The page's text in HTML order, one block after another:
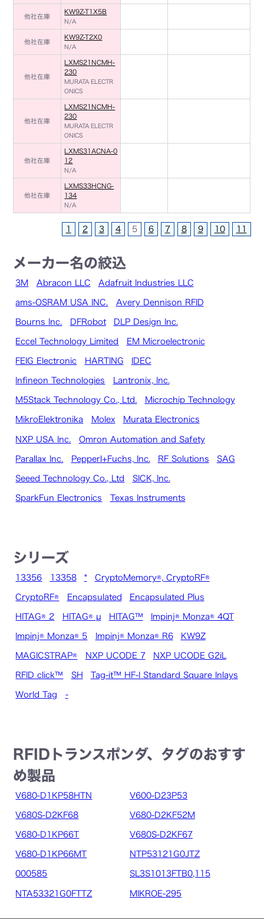
他社在庫
KW9Z-T1X5B
N/A
他社在庫
KW9Z-T2X0
N/A
他社在庫
LXMS21NCMH-
230
MURATA ELECTR
ONICS
他社在庫
LXMS21NCMH-
230
MURATA ELECTR
ONICS
他社在庫
LXMS31ACNA-0
12
N/A
他社在庫
LXMS33HCNG-
134
N/A
1 2 3 4 5 6 7 8 9 10 11
メーカー名の絞込
3M Abracon LLC Adafruit Industries LLC
ams-OSRAM USA INC. Avery Dennison RFID
Bourns Inc. DFRobot DLP Design Inc.
Eccel Technology Limited EM Microelectronic
FEIG Electronic HARTING IDEC
Infineon Technologies Lantronix, Inc.
M5Stack Technology Co., Ltd. Microchip Technology
MikroElektronika Molex Murata Electronics
NXP USA Inc. Omron Automation and Safety
Parallax Inc. Pepperl+Fuchs, Inc. RF Solutions SAG
Seeed Technology Co., Ltd SICK, Inc.
SparkFun Electronics Texas Instruments
シリーズ
13356 13358 * CryptoMemory®, CryptoRF®
CryptoRF® Encapsulated Encapsulated Plus
HITAG® 2 HITAG® µ HITAG™ Impinj® Monza® 4QT
Impinj® Monza® 5 Impinj® Monza® R6 KW9Z
MAGICSTRAP® NXP UCODE 7 NXP UCODE G2iL
RFID click™ SH Tag-it™ HF-I Standard Square Inlays
World Tag -
RFIDトランスポンダ、タグのおすす
め製品
V680-D1KP58HTN V600-D23P53
V680S-D2KF68 V680-D2KF52M
V680-D1KP66T V680S-D2KF67
V680-D1KP66MT NTP53121G0JTZ
000585 SL3S1013FTB0,115
NTA53321G0FTTZ MIKROE-295